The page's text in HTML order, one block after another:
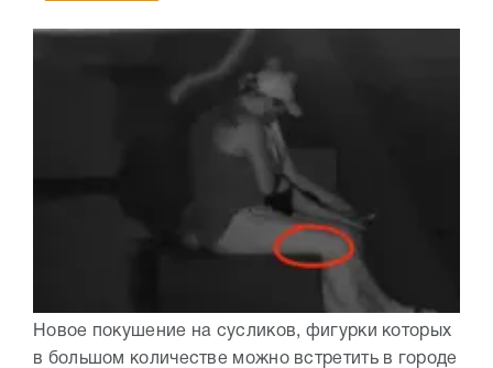
Новое покушение на сусликов, фигурки которых
в большом количестве можно встретить в городе